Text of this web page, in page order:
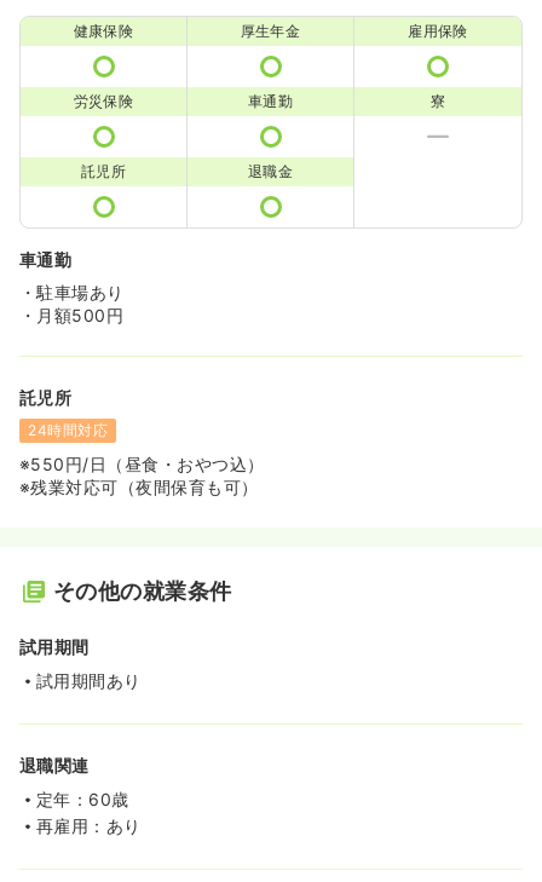
健康保険 厚生年金 雇用保険
労災保険 車通勤 寮
託児所 退職金
車通勤
・駐車場あり
・月額500円
託児所
24時間対応
※550円/日（昼食・おやつ込）
※残業対応可（夜間保育も可）
その他の就業条件
試用期間
試用期間あり
退職関連
定年：60歳
再雇用：あり